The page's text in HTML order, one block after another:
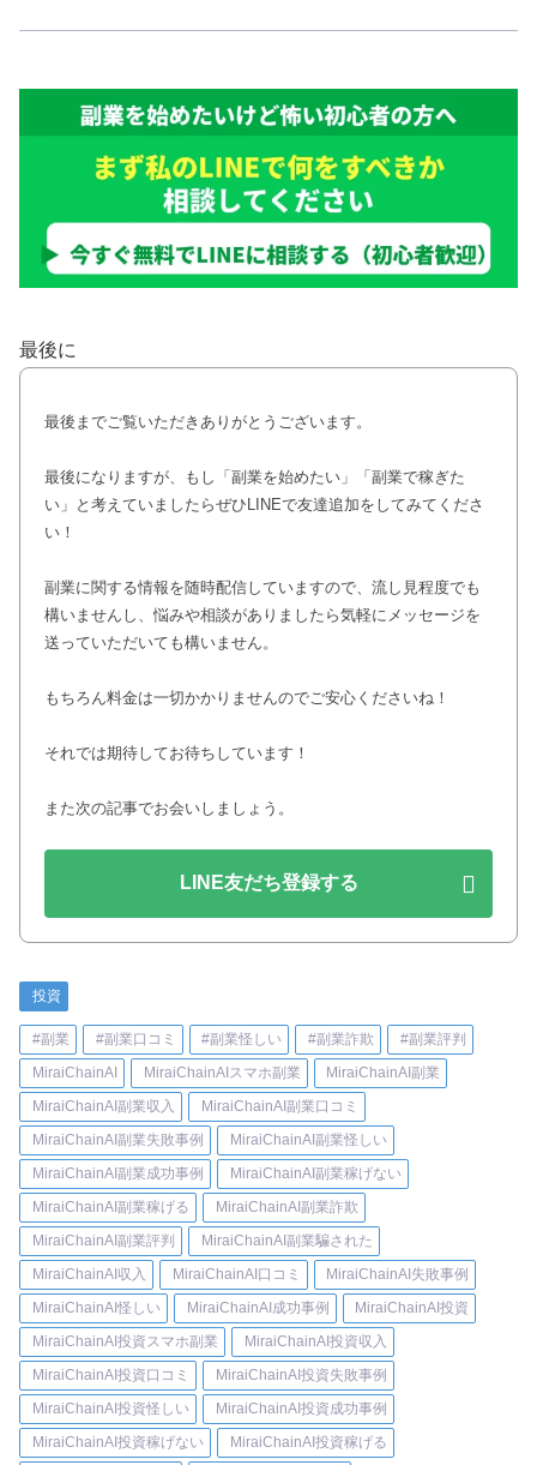
最後に
最後までご覧いただきありがとうございます。
最後になりますが、もし「副業を始めたい」「副業で稼ぎた
い」と考えていましたらぜひLINEで友達追加をしてみてくださ
い！
副業に関する情報を随時配信していますので、流し見程度でも
構いませんし、悩みや相談がありましたら気軽にメッセージを
送っていただいても構いません。
もちろん料金は一切かかりませんのでご安心くださいね！
それでは期待してお待ちしています！
また次の記事でお会いしましょう。
LINE友だち登録する
投資
#副業 #副業口コミ #副業怪しい #副業詐欺
#副業評判
MiraiChainAI
MiraiChainAIスマホ副業
MiraiChainAI副業
MiraiChainAI副業収入
MiraiChainAI副業口コミ
MiraiChainAI副業失敗事例
MiraiChainAI副業怪しい
MiraiChainAI副業成功事例
MiraiChainAI副業稼げない
MiraiChainAI副業稼げる
MiraiChainAI副業詐欺
MiraiChainAI副業評判
MiraiChainAI副業騙された
MiraiChainAI収入
MiraiChainAI口コミ
MiraiChainAI失敗事例
MiraiChainAI怪しい
MiraiChainAI成功事例
MiraiChainAI投資
MiraiChainAI投資スマホ副業
MiraiChainAI投資収入
MiraiChainAI投資口コミ
MiraiChainAI投資失敗事例
MiraiChainAI投資怪しい
MiraiChainAI投資成功事例
MiraiChainAI投資稼げない
MiraiChainAI投資稼げる